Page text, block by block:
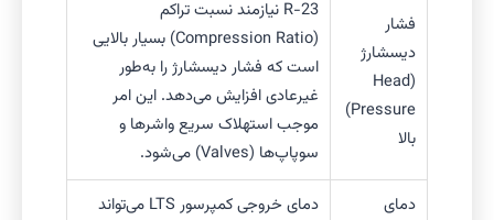
فشار
دیسشارژ
(Head
Pressure)
بالا
R-23 نیازمند نسبت تراکم
(Compression Ratio) بسیار بالایی
است که فشار دیسشارژ را به‌طور
غیرعادی افزایش می‌دهد. این امر
موجب استهلاک سریع واشرها و
سوپاپ‌ها (Valves) می‌شود.
دمای
دمای خروجی کمپرسور LTS می‌تواند